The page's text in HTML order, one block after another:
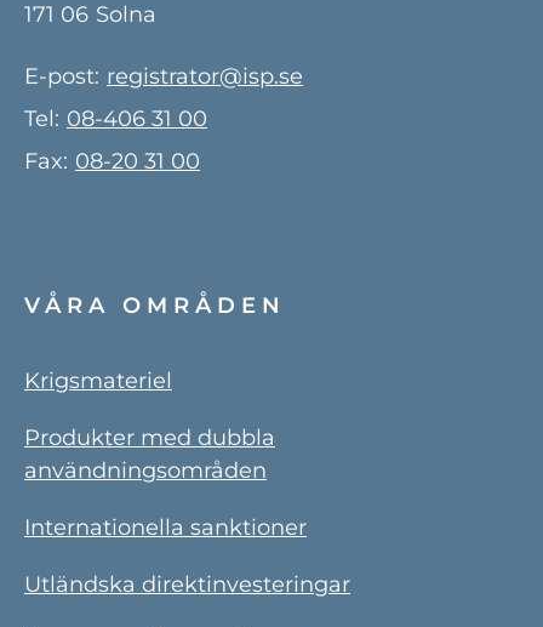
171 06 Solna
E-post: registrator@isp.se
Tel: 08-406 31 00
Fax: 08-20 31 00
VÅRA OMRÅDEN
Krigsmateriel
Produkter med dubbla
användningsområden
Internationella sanktioner
Utländska direktinvesteringar